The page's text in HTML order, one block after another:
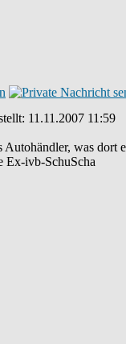
11.11.2007 11:59
Autohändler, was
Ex-ivb-SchuScha